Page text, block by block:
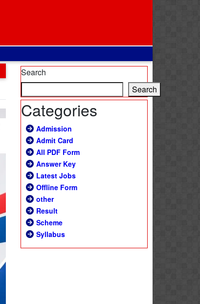
Search
Search
Categories
Admission
Admit Card
All PDF Form
Answer Key
Latest Jobs
Offline Form
other
Result
Scheme
Syllabus